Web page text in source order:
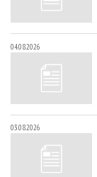
04.08.2026
03.08.2026